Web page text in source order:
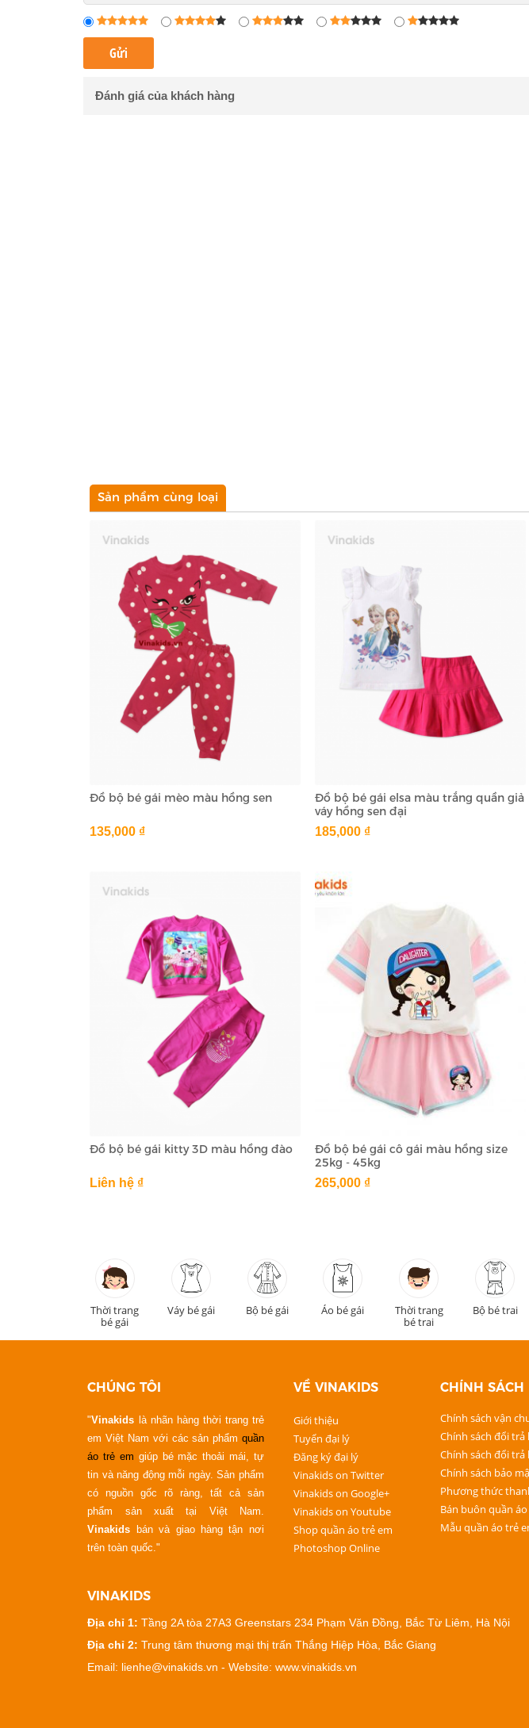
Đánh giá của khách hàng
Sản phẩm cùng loại
Đồ bộ bé gái mèo màu hồng sen
135,000 ₫
Đồ bộ bé gái elsa màu trắng quần giả
váy hồng sen đại
185,000 ₫
Đồ bộ bé gái kitty 3D màu hồng đào
Liên hệ ₫
Đồ bộ bé gái cô gái màu hồng size
25kg - 45kg
265,000 ₫
Thời trang
bé gái
Váy bé gái Bộ bé gái Áo bé gái
Thời trang
bé trai
Bộ bé trai
CHÚNG TÔI
"Vinakids là nhãn hàng thời trang trẻ
em Việt Nam với các sản phẩm quần
áo trẻ em giúp bé mặc thoải mái, tự
tin và năng động mỗi ngày. Sản phẩm
có nguồn gốc rõ ràng, tất cả sản
phẩm sản xuất tại Việt Nam.
Vinakids
bán và giao hàng tận nơi
trên toàn quốc."
VỀ VINAKIDS
Giới thiệu
Tuyển đại lý
Đăng ký đại lý
Vinakids on Twitter
Vinakids on Google+
Vinakids on Youtube
Shop quần áo trẻ em
Photoshop Online
CHÍNH SÁCH
Chính sách vận
Chính sách đổi trả
Chính sách đổi trả
Chính sách bảo
Phương thức
Bán buôn quần
Mẫu quần áo trẻ
VINAKIDS
Địa chỉ 1: Tầng 2A tòa 27A3 Greenstars 234 Phạm Văn Đồng, Bắc Từ Liêm, Hà Nội
Địa chỉ 2: Trung tâm thương mại thị trấn Thắng Hiệp Hòa, Bắc Giang
Email: lienhe@vinakids.vn - Website: www.vinakids.vn